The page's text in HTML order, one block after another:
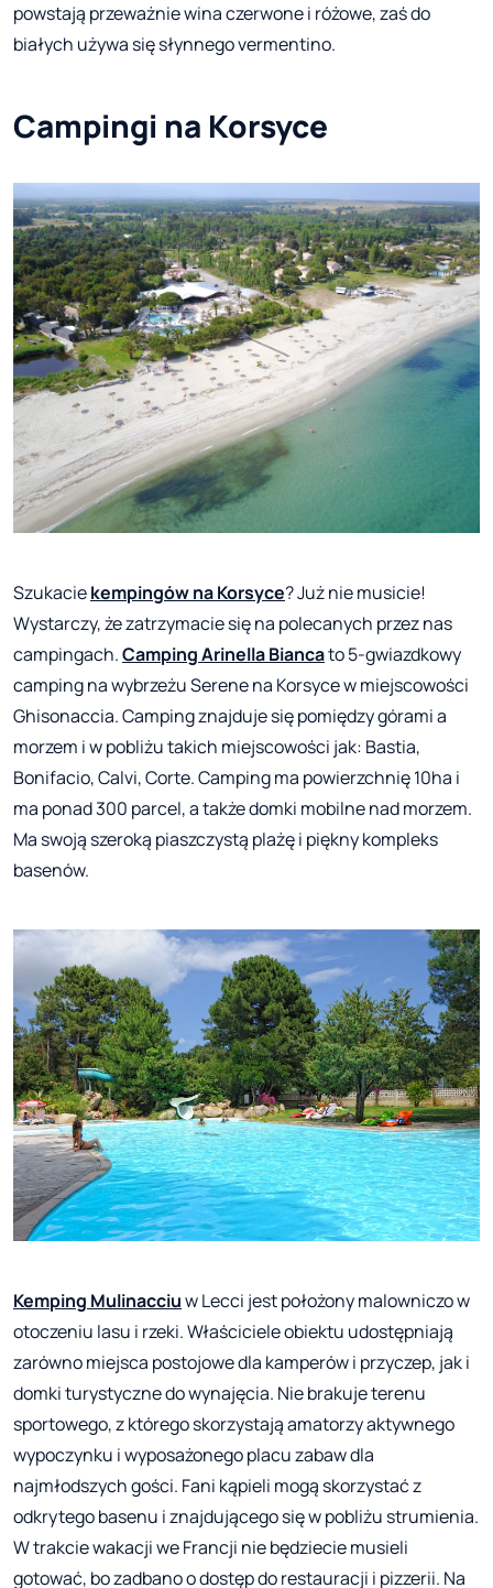
powstają przeważnie wina czerwone i różowe, zaś do
białych używa się słynnego vermentino.
Campingi na Korsyce
Szukaciekempingów na Korsyce? Już nie musicie!
Wystarczy, że zatrzymacie się na polecanych przez nas
campingach.Camping Arinella Biancato 5-gwiazdkowy
camping na wybrzeżu Serene na Korsyce w miejscowości
Ghisonaccia. Camping znajduje się pomiędzy górami a
morzem i w pobliżu takich miejscowości jak: Bastia,
Bonifacio, Calvi, Corte. Camping ma powierzchnię 10ha i
ma ponad 300 parcel, a także domki mobilne nad morzem.
Ma swoją szeroką piaszczystą plażę i piękny kompleks
basenów.
Kemping Mulinacciuw Lecci jest położony malowniczo w
otoczeniu lasu i rzeki. Właściciele obiektu udostępniają
zarówno miejsca postojowe dla kamperów i przyczep, jak i
domki turystyczne do wynajęcia. Nie brakuje terenu
sportowego, z którego skorzystają amatorzy aktywnego
wypoczynku i wyposażonego placu zabaw dla
najmłodszych gości. Fani kąpieli mogą skorzystać z
odkrytego basenu i znajdującego się w pobliżu strumienia.
W trakcie wakacji we Francji nie będziecie musieli
gotować, bo zadbano o dostęp do restauracji i pizzerii. Na